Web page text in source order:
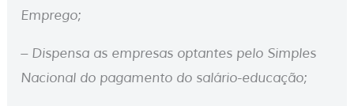
Emprego;
– Dispensa as empresas optantes pelo Simples
Nacional do pagamento do salário-educação;